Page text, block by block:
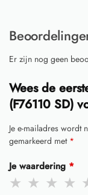
Er zijn nog geen
Wees de
(F76110 SD)
Je e-mailadres wordt
gemarkeerd met *
Je waardering *